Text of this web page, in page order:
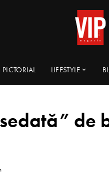
PICTORIAL LIFESTYLE
de